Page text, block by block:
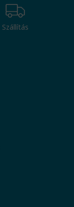
Szállítás